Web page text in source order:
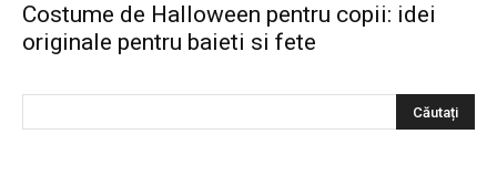
Costume de Halloween pentru copii: idei
originale pentru baieti si fete